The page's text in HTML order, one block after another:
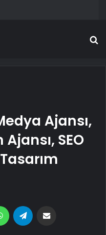
Ajansı,
SEO
WhatsApp